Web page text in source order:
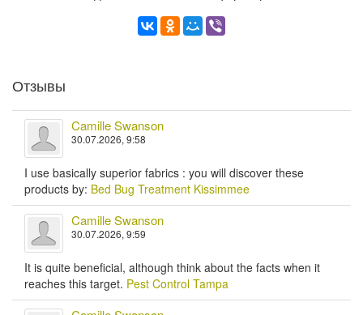
Отзывы
Camille Swanson
30.07.2026, 9:58
I use basically superior fabrics : you will discover these
products by: Bed Bug Treatment Kissimmee
Camille Swanson
30.07.2026, 9:59
It is quite beneficial, although think about the facts when it
reaches this target. Pest Control Tampa